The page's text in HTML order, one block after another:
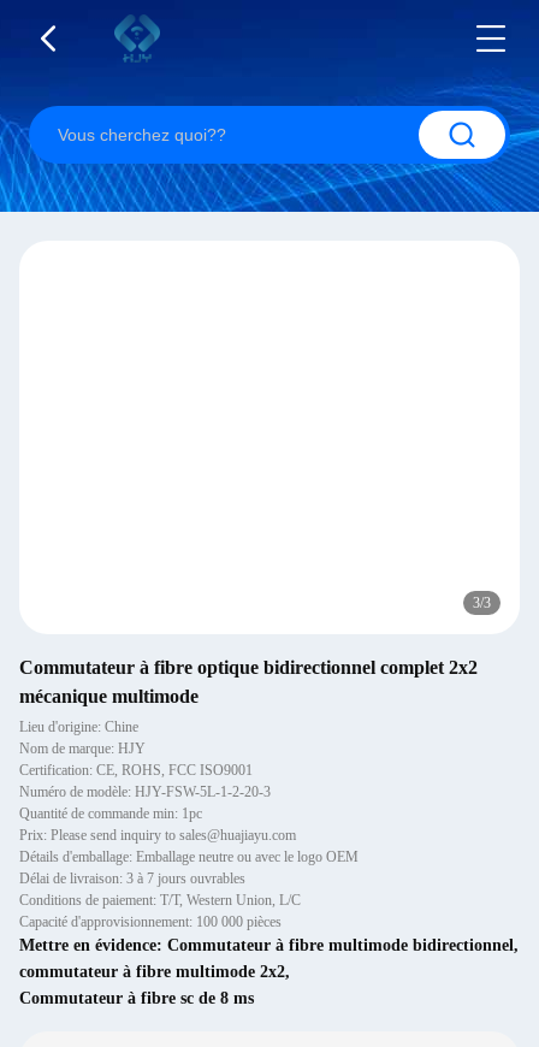
3/3
Commutateur à fibre optique bidirectionnel complet 2x2
mécanique multimode
Lieu d'origine: Chine
Nom de marque: HJY
Certification: CE, ROHS, FCC ISO9001
Numéro de modèle: HJY-FSW-5L-1-2-20-3
Quantité de commande min: 1pc
Prix: Please send inquiry to sales@huajiayu.com
Détails d'emballage: Emballage neutre ou avec le logo OEM
Délai de livraison: 3 à 7 jours ouvrables
Conditions de paiement: T/T, Western Union, L/C
Capacité d'approvisionnement: 100 000 pièces
Mettre en évidence: Commutateur à fibre multimode bidirectionnel,
commutateur à fibre multimode 2x2,
Commutateur à fibre sc de 8 ms